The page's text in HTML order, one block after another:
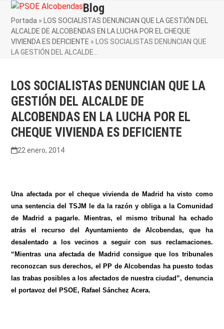
Skip
content
Open
mobile
menu
Close
mobile
menu
Blog
Portada »
LOS SOCIALISTAS DENUNCIAN QUE LA GESTIÓN DEL
ALCALDE DE ALCOBENDAS EN LA LUCHA POR EL CHEQUE
VIVIENDA ES DEFICIENTE »
LOS SOCIALISTAS DENUNCIAN QUE
LA GESTIÓN DEL ALCALDE…
LOS SOCIALISTAS DENUNCIAN QUE LA
GESTIÓN DEL ALCALDE DE
ALCOBENDAS EN LA LUCHA POR EL
CHEQUE VIVIENDA ES DEFICIENTE
22 enero, 2014
Una afectada por el cheque vivienda de Madrid ha visto como
una sentencia del TSJM le da la razón y obliga a la Comunidad
de Madrid a pagarle. Mientras, el mismo tribunal ha echado
atrás el recurso del Ayuntamiento de Alcobendas, que ha
desalentado a los vecinos a seguir con sus reclamaciones.
“Mientras una afectada de Madrid consigue que los tribunales
reconozcan sus derechos, el PP de Alcobendas ha puesto todas
las trabas posibles a los afectados de nuestra ciudad”, denuncia
el portavoz del PSOE, Rafael Sánchez Acera.